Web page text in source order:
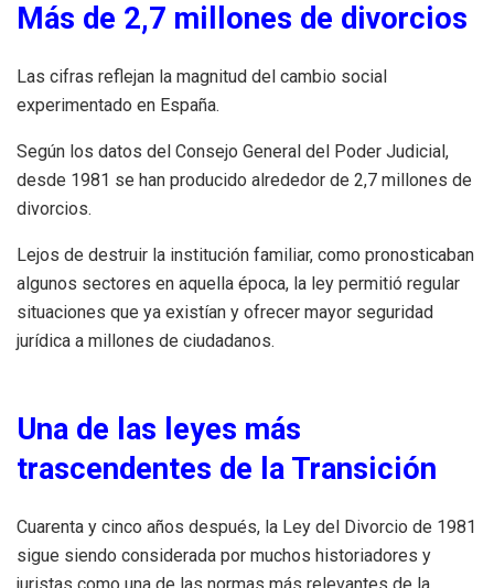
Más de 2,7 millones de divorcios
Las cifras reflejan la magnitud del cambio social
experimentado en España.
Según los datos del Consejo General del Poder Judicial,
desde 1981 se han producido alrededor de 2,7 millones de
divorcios.
Lejos de destruir la institución familiar, como pronosticaban
algunos sectores en aquella época, la ley permitió regular
situaciones que ya existían y ofrecer mayor seguridad
jurídica a millones de ciudadanos.
Una de las leyes más
trascendentes de la Transición
Cuarenta y cinco años después, la Ley del Divorcio de 1981
sigue siendo considerada por muchos historiadores y